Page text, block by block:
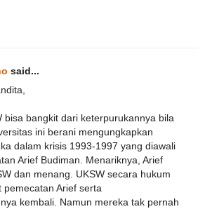
said...
bisa bangkit dari keterpurukannya bila
ini berani mengungkapkan
dalam krisis 1993-1997 yang diawali
Arief Budiman. Menariknya, Arief
dan menang. UKSW secara hukum
pemecatan Arief serta
kembali. Namun mereka tak pernah